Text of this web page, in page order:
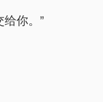
你。”